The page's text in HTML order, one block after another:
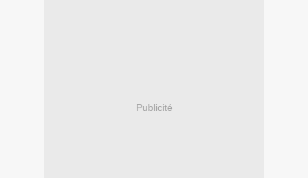
Publicité